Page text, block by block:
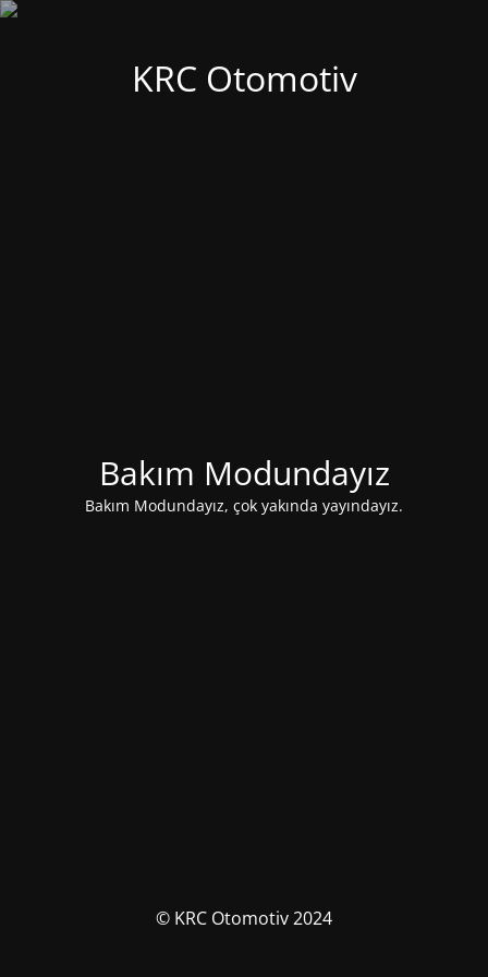
KRC Otomotiv
Bakım Modundayız
Bakım Modundayız, çok yakında yayındayız.
© KRC Otomotiv 2024